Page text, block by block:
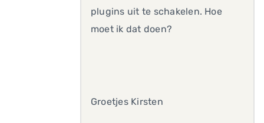
plugins uit te schakelen. Hoe
moet ik dat doen?
Groetjes Kirsten